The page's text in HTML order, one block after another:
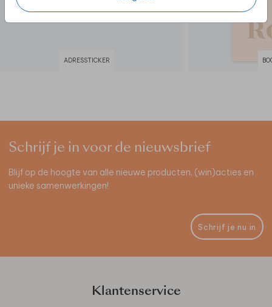
ADRESSTICKER
Schrijf je in voor de nieuwsbrief
Blijf op de hoogte van alle nieuwe producten, (win)acties en
unieke samenwerkingen!
Schrijf je nu in
Klantenservice